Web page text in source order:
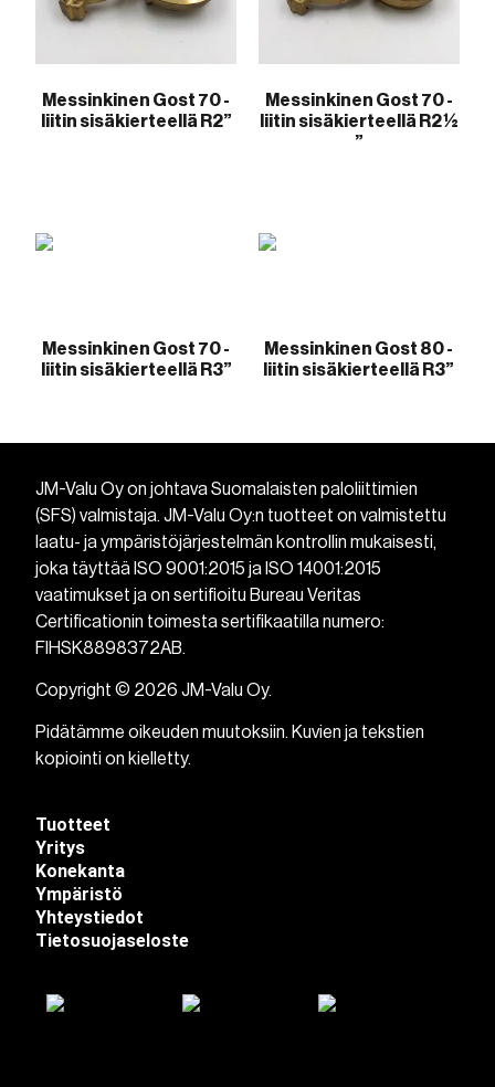
Messinkinen Gost 70 -
liitin sisäkierteellä R2”
Messinkinen Gost 70 -
liitin sisäkierteellä R2 ½
”
Messinkinen Gost 70 -
liitin sisäkierteellä R3”
Messinkinen Gost 80 -
liitin sisäkierteellä R3”
JM-Valu Oy on johtava Suomalaisten paloliittimien
(SFS) valmistaja. JM-Valu Oy:n tuotteet on valmistettu
laatu- ja ympäristöjärjestelmän kontrollin mukaisesti,
joka täyttää ISO 9001:2015 ja ISO 14001:2015
vaatimukset ja on sertifioitu Bureau Veritas
Certificationin toimesta sertifikaatilla numero:
FIHSK8898372AB.
Copyright © 2026 JM-Valu Oy.
Pidätämme oikeuden muutoksiin. Kuvien ja tekstien
kopiointi on kielletty.
Tuotteet
Yritys
Konekanta
Ympäristö
Yhteystiedot
Tietosuojaseloste